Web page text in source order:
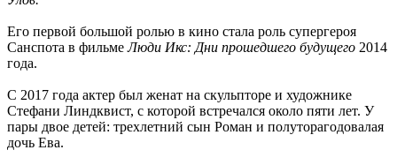
Его первой большой ролью в кино стала роль супергероя
Санспота в фильмеЛюди Икс: Дни прошедшего будущего 2014
года.
С 2017 года актер был женат на скульпторе и художнике
Стефани Линдквист, с которой встречался около пяти лет. У
пары двое детей: трехлетний сын Роман и полуторагодовалая
дочь Ева.